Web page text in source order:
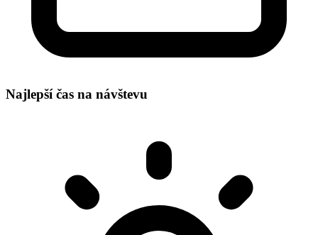
Najlepší čas na návštevu